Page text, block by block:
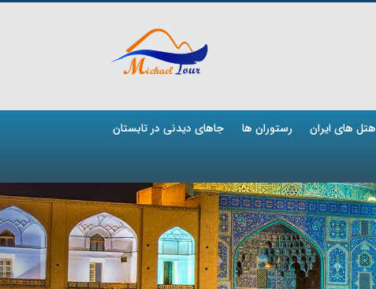
هتل های ایران رستوران ها جاهای دیدنی در تابستان